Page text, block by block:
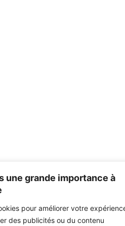
une grande importance à
pour améliorer votre
des publicités ou du contenu